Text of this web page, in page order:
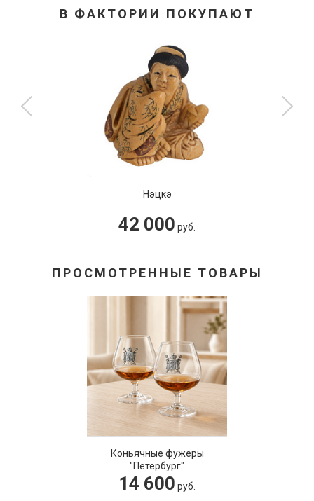
В ФАКТОРИИ ПОКУПАЮТ
руб.
ПРОСМОТРЕННЫЕ ТОВАРЫ
Коньячные фужеры
"Петербург"
14 600 руб.